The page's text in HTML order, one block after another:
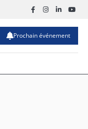
Facebook
Instagram
Linkedin
Prochain événement